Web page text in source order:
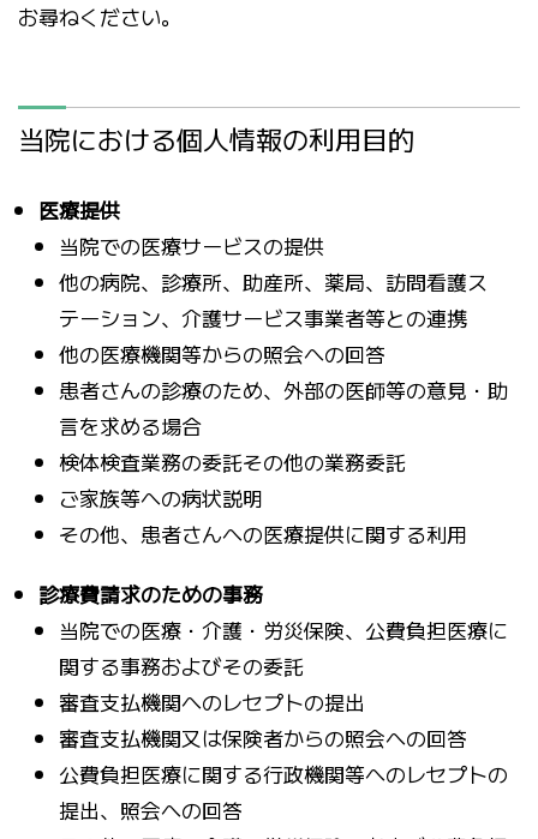
お尋ねください。
当院における個人情報の利用目的
医療提供
当院での医療サービスの提供
他の病院、診療所、助産所、薬局、訪問看護ス
テーション、介護サービス事業者等との連携
他の医療機関等からの照会への回答
患者さんの診療のため、外部の医師等の意見・助
言を求める場合
検体検査業務の委託その他の業務委託
ご家族等への病状説明
その他、患者さんへの医療提供に関する利用
診療費請求のための事務
当院での医療・介護・労災保険、公費負担医療に
関する事務およびその委託
審査支払機関へのレセプトの提出
審査支払機関又は保険者からの照会への回答
公費負担医療に関する行政機関等へのレセプトの
提出、照会への回答